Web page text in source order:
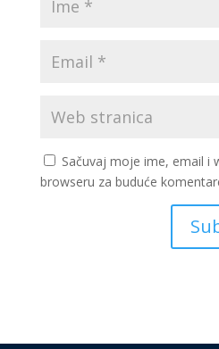
Sačuvaj moje ime, email i
browseru za buduće